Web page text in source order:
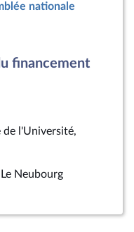
nationale
financement
de l'Université,
Neubourg